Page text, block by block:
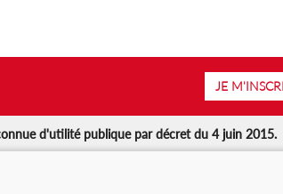
JE
d'utilité publique par décret du 4 juin 2015.